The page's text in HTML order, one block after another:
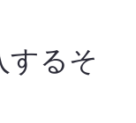
するそ